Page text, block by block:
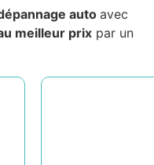
auto avec
meilleur prix par un